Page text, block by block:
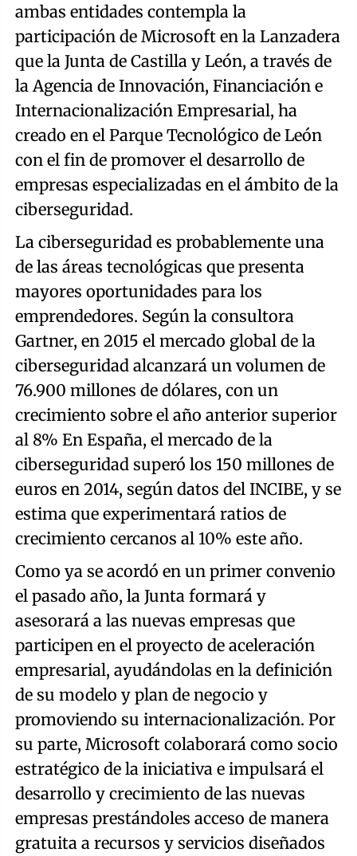
ambas entidades contempla la
participación de Microsoft en la Lanzadera
que la Junta de Castilla y León, a través de
la Agencia de Innovación, Financiación e
Internacionalización Empresarial, ha
creado en el Parque Tecnológico de León
con el fin de promover el desarrollo de
empresas especializadas en el ámbito de la
ciberseguridad.
La ciberseguridad es probablemente una
de las áreas tecnológicas que presenta
mayores oportunidades para los
emprendedores. Según la consultora
Gartner, en 2015 el mercado global de la
ciberseguridad alcanzará un volumen de
76.900 millones de dólares, con un
crecimiento sobre el año anterior superior
al 8% En España, el mercado de la
ciberseguridad superó los 150 millones de
euros en 2014, según datos del INCIBE, y se
estima que experimentará ratios de
crecimiento cercanos al 10% este año.
Como ya se acordó en un primer convenio
el pasado año, la Junta formará y
asesorará a las nuevas empresas que
participen en el proyecto de aceleración
empresarial, ayudándolas en la definición
de su modelo y plan de negocio y
promoviendo su internacionalización. Por
su parte, Microsoft colaborará como socio
estratégico de la iniciativa e impulsará el
desarrollo y crecimiento de las nuevas
empresas prestándoles acceso de manera
gratuita a recursos y servicios diseñados